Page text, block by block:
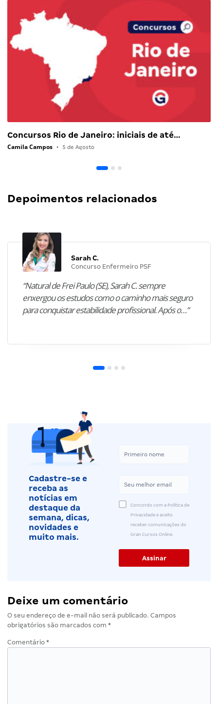
Concursos Rio de Janeiro: iniciais de até…
Camila Campos • 5 de Agosto
Depoimentos relacionados
Sarah C.
Concurso Enfermeiro PSF
“Natural de Frei Paulo (SE), Sarah C. sempre
enxergou os estudos como o caminho mais seguro
para conquistar estabilidade profissional. Após o…”
Cadastre-se e
receba as
notícias em
destaque da
semana, dicas,
novidades e
muito mais.
Concordo com a Política de
Privacidade e aceito
receber comunicações do
Gran Cursos Online.
Deixe um comentário
O seu endereço de e-mail não será publicado. Campos
obrigatórios são marcados com *
Comentário *